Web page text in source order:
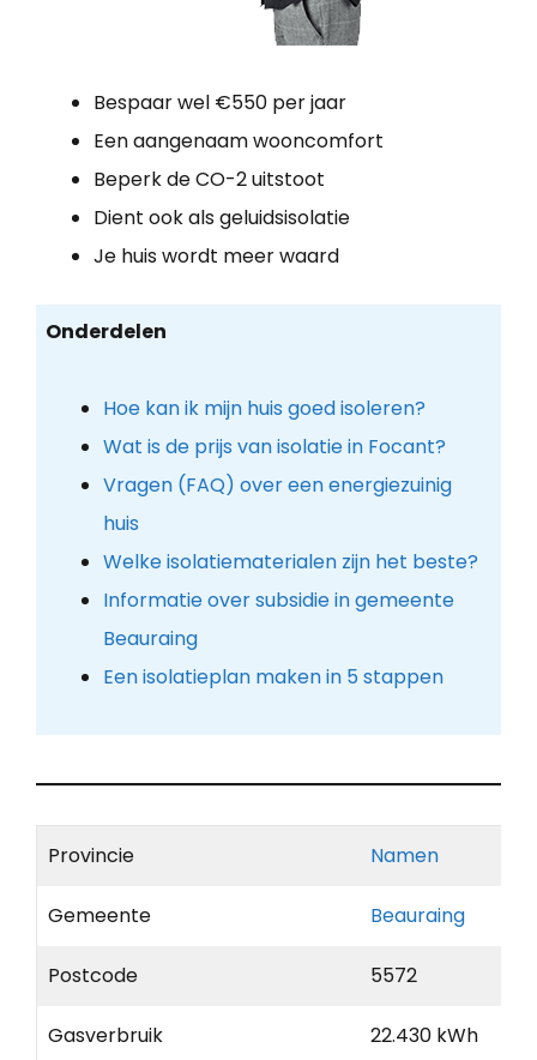
Bespaar wel €550 per jaar
Een aangenaam wooncomfort
Beperk de CO-2 uitstoot
Dient ook als geluidsisolatie
Je huis wordt meer waard
Onderdelen
Hoe kan ik mijn huis goed isoleren?
Wat is de prijs van isolatie in Focant?
Vragen (FAQ) over een energiezuinig
huis
Welke isolatiematerialen zijn het beste?
Informatie over subsidie in gemeente
Beauraing
Een isolatieplan maken in 5 stappen
Provincie Namen
Gemeente Beauraing
Postcode 5572
Gasverbruik 22.430 kWh